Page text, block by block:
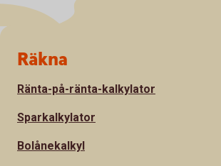
Sidfot
Räkna
Ränta-på-ränta-kalkylator
Sparkalkylator
Bolånekalkyl